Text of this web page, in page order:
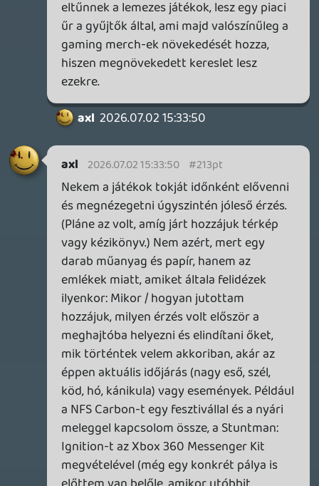
Namost azért nézzük meg azt, hogy ez mit
jelent a már meglévő lemezekre nézve.
Tegyük fel, hogy a PS6 ami nyilván
meghajtó nélkül fog érkezni (ha érkezni
fog) backward compatibilis lesz mondjuk a
PS5-el. Ha te olyan ember vagy, aki
lemezen gyűjtötte mondjuk a PS5-ös
játékait, akkor kénytelen leszel megtartani
a PS5-ödet, ha valaha játszani akarsz majd
volt annyira megterhelő, nekem megvan
még a PS2-m, 3-am és 4-em is, bár egyiket
használtan már nem értek volna túl sokat,
de a mostani helyzetben elég nagy
érvágás lesz, ha mondjuk valaki nem
adhatja majd el a PS5-jét, ha játszani akar
a lemezes játékaival.
Érdekes lesz látni, hogy a használt lemezes
játékok áraira ez az egész milyen hatással
lesz. Van indok az értékvesztés és az
értéknövekedés irányára is, szóval kíváncsi
leszek. Van vagy 40 dobozos játékom még
a különböző Playstationökre, szóval nem
bánnám, ha inkább felértékelődnének. 🙂
theSickness 2026.07.02 12:31:23 #213p6
Mondjuk itt a gyűjtés, mint olyan, lett
volna a lényeg. Stadia nemrég is leírta
máshová, amit lentebb idéztem tőle,
mindössze szembesítettem azzal, hogy a
nap végén annyira nem áll a kettő
szenvedély egymástól.